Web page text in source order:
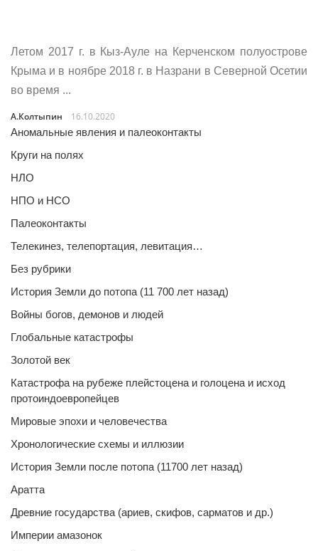
Летом 2017 г. в Кыз-Ауле на Керченском полуострове
Крыма и в ноябре 2018 г. в Назрани в Северной Осетии
во время ...
А.Колтыпин
16.10.2020
Аномальные явления и палеоконтакты
Круги на полях
НЛО
НПО и НСО
Палеоконтакты
Телекинез, телепортация, левитация…
Без рубрики
История Земли до потопа (11 700 лет назад)
Войны богов, демонов и людей
Глобальные катастрофы
Золотой век
Катастрофа на рубеже плейстоцена и голоцена и исход
протоиндоевропейцев
Мировые эпохи и человечества
Хронологические схемы и иллюзии
История Земли после потопа (11700 лет назад)
Аратта
Древние государства (ариев, скифов, сарматов и др.)
Империи амазонок